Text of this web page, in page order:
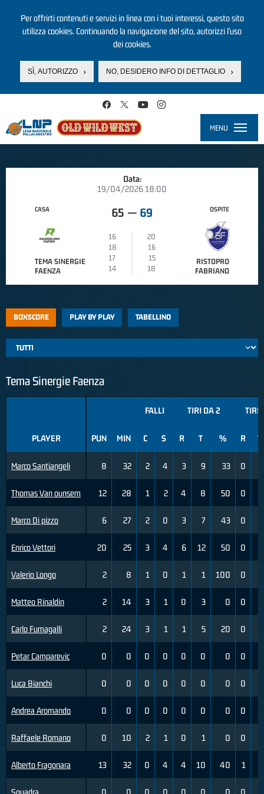
Per offrirti contenuti e servizi in linea con i tuoi interessi, questo sito
utilizza cookies. Continuando la navigazione del sito, autorizzi l’uso
dei cookies.
SÌ, AUTORIZZO NO, DESIDERO INFO DI DETTAGLIO
MENU
Data:
19/04/2026 18:00
CASA
TEMA SINERGIE
FAENZA
65 — 69
16
20
18
16
17
15
14
18
OSPITE
RISTOPRO
FABRIANO
BOXSCORE PLAY BY PLAY TABELLINO
Tema Sinergie Faenza
PLAYER
Marco Santiangeli
Thomas Van ounsem
Marco Di pizzo
Enrico Vettori
Valerio Longo
Matteo Rinaldin
Carlo Fumagalli
Petar Camparevic
Luca Bianchi
Andrea Aromando
Raffaele Romano
Alberto Fragonara
FALLI TIRI DA 2 TIRI
PUN MIN C S R T % R T
8 32 2 4 3 9 33 0
12 28 1 2 4 8 50 0
6 27 2 0 3 7 43 0
20 25 3 4 6 12 50 0
2 8 1 0 1 1 100 0
2 14 3 1 0 3 0 0
2 24 3 1 1 5 20 0
0 0 0 0 0 0 0 0
0 0 0 0 0 0 0 0
0 0 0 0 0 0 0 0
0 10 2 1 0 1 0 0
13 32 0 4 4 10 40 1